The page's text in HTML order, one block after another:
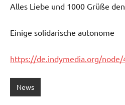
Alles Liebe und 1000 Grüße
Einige solidarische autonome
https://de.indymedia.org/node/
News